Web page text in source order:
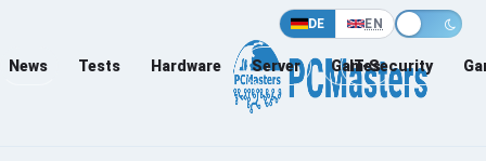
DE EN
News Tests Hardware Server Games
IT-Security